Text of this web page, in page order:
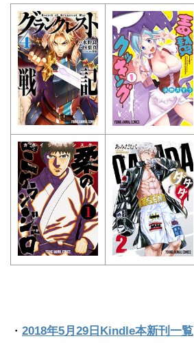
・ 2018年5月29日Kindle本新刊一覧